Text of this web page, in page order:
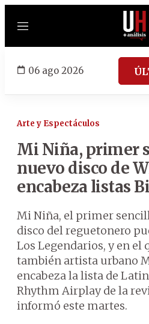
Menú
06 ago 2026
Arte y Espectáculos
Mi Niña, primer
nuevo disco de
encabeza listas
Mi Niña, el primer
disco del reguetonero
Los Legendarios, y en el
también artista urbano
encabeza la lista de
Rhythm Airplay de la
informó este martes.